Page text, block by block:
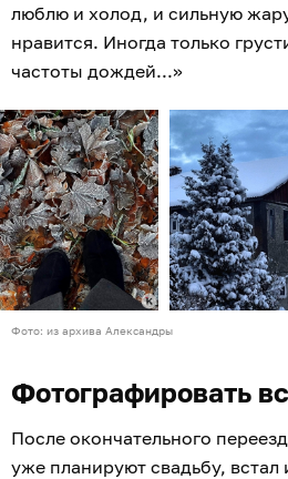
люблю и холод, и сильную
нравится. Иногда только
частоты дождей...»
Фото: из архива Александры
Фотографировать
После окончательного
уже планируют свадьбу, встал